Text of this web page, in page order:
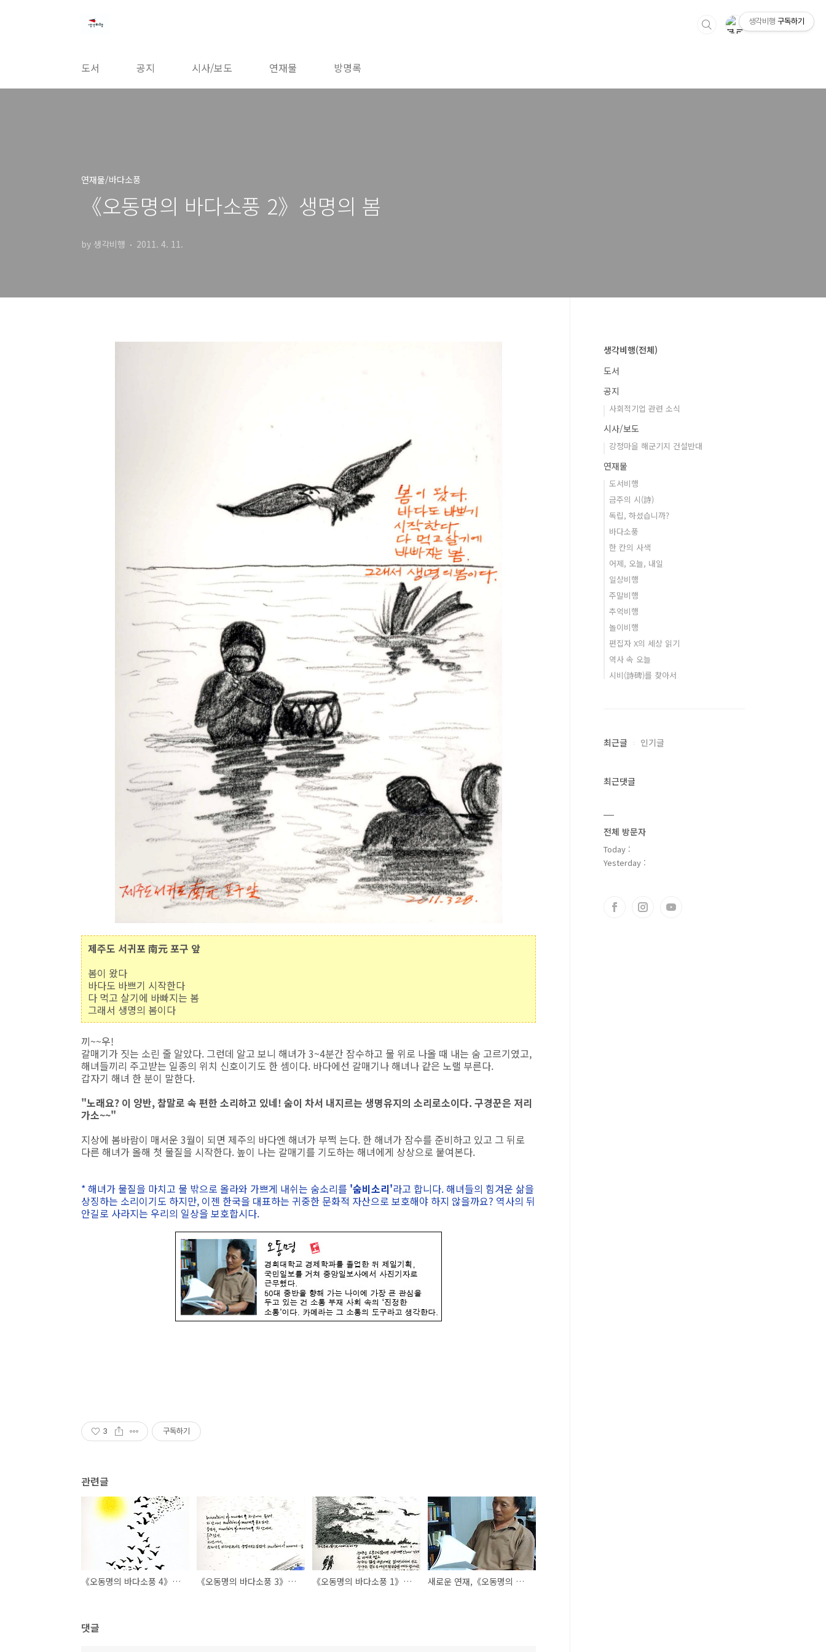
도서 공지 시사/보도 연재물 방명록
연재물/바다소풍
《오동명의 바다소풍 2》생명의 봄
by 생각비행 2011. 4. 11.
제주도 서귀포 南元 포구 앞
봄이 왔다
바다도 바쁘기 시작한다
다 먹고 살기에 바빠지는 봄
그래서 생명의 봄이다
끼~~우!
갈매기가 짓는 소린 줄 알았다. 그런데 알고 보니 해녀가 3~4분간 잠수하고 물 위로 나올 때 내는 숨 고르기였고,
해녀들끼리 주고받는 일종의 위치 신호이기도 한 셈이다. 바다에선 갈매기나 해녀나 같은 노랠 부른다.
갑자기 해녀 한 분이 말한다.
"노래요? 이 양반, 참말로 속 편한 소리하고 있네! 숨이 차서 내지르는 생명유지의 소리로소이다. 구경꾼은 저리
가소~~"
지상에 봄바람이 매서운 3월이 되면 제주의 바다엔 해녀가 부쩍 는다. 한 해녀가 잠수를 준비하고 있고 그 뒤로
다른 해녀가 올해 첫 물질을 시작한다. 높이 나는 갈매기를 기도하는 해녀에게 상상으로 붙여본다.
* 해녀가 물질을 마치고 물 밖으로 올라와 가쁘게 내쉬는 숨소리를 '숨비소리'라고 합니다. 해녀들의 힘겨운 삶을
상징하는 소리이기도 하지만, 이젠 한국을 대표하는 귀중한 문화적 자산으로 보호해야 하지 않을까요? 역사의 뒤
안길로 사라지는 우리의 일상을 보호합시다.
3 구독하기
관련글
《오동명의 바다소풍 4》바다가 외롭다 《오동명의 바다소풍 3》Mountains of Mourne 《오동명의 바다소풍 1》애삐리 바당 새로운 연재,《오동명의 바다소풍》을 시작합니다.
댓글
생각비행(전체)
도서
공지
사회적기업 관련 소식
시사/보도
강정마을 해군기지 건설반대
연재물
도서비행
금주의 시(詩)
독립, 하셨습니까?
바다소풍
한 칸의 사색
어제, 오늘, 내일
일상비행
주말비행
추억비행
놀이비행
편집자 X의 세상 읽기
역사 속 오늘
시비(詩碑)를 찾아서
최근글 인기글
최근댓글
전체 방문자
Today :
Yesterday :
생각비행 구독하기